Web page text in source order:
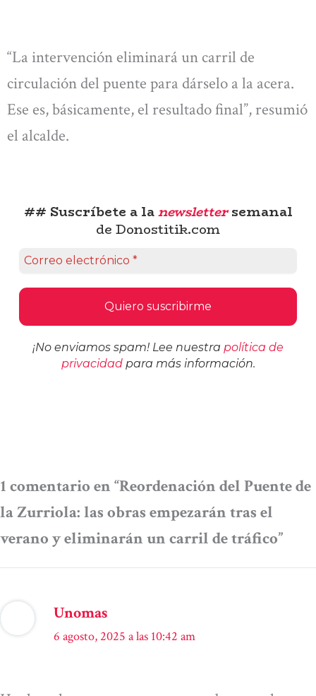
“La intervención eliminará un carril de
circulación del puente para dárselo a la acera.
Ese es, básicamente, el resultado final”, resumió
el alcalde.
## Suscríbete a lanewslettersemanal
de Donostitik.com
¡No enviamos spam! Lee nuestra política de
privacidadpara más información.
1 comentario en “Reordenación del Puente de
la Zurriola: las obras empezarán tras el
verano y eliminarán un carril de tráfico”
Unomas
6 agosto, 2025 a las 10:42 am